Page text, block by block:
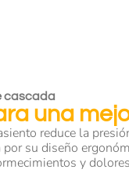
cascada
una
reduce la
por su diseño
y dolores